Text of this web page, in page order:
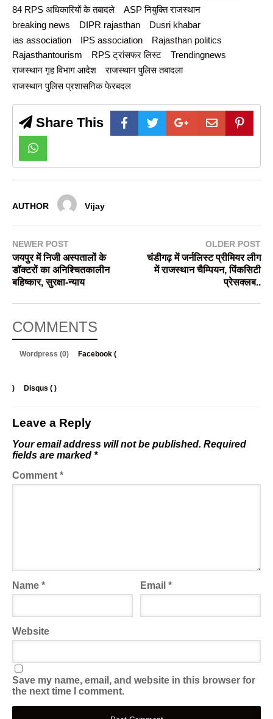
84 RPS अधिकारियों के तबादले
ASP नियुक्ति राजस्थान
breaking news
DIPR rajasthan
Dusri khabar
ias association
IPS association
Rajasthan politics
Rajasthantourism
RPS ट्रांसफर लिस्ट
Trendingnews
राजस्थान गृह विभाग आदेश
राजस्थान पुलिस तबादला
राजस्थान पुलिस प्रशासनिक फेरबदल
Share This
AUTHOR Vijay
NEWER POST
जयपुर में निजी अस्पतालों के
डॉक्टरों का अनिश्चितकालीन
बहिष्कार, सुरक्षा-न्याय
OLDER POST
चंडीगढ़ में जर्नलिस्ट प्रीमियर लीग
में राजस्थान चैम्पियन, पिंकसिटी
प्रेसक्लब..
COMMENTS
Wordpress (0) Facebook (
) Disqus ( )
Leave a Reply
Your email address will not be published. Required
fields are marked *
Comment *
Name * Email*
Website
Save my name, email, and website in this browser for
the next time I comment.